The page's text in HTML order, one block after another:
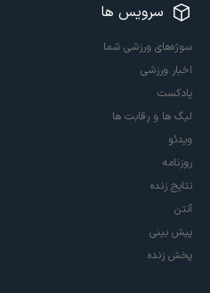
سرویس ها
سوژه‌های ورزشی شما
اخبار ورزشی
پادکست
لیگ ها و رقابت ها
ویدئو
روزنامه
نتایج زنده
آنتن
پیش بینی
پخش زنده